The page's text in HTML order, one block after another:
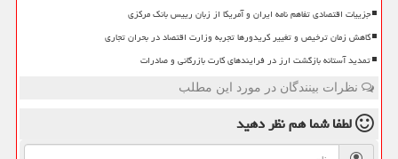
جزییات اقتصادی تفاهم نامه ایران و آمریکا از زبان رییس بانک مرکزی
کاهش زمان ترخیص و تغییر کریدورها تجربه وزارت اقتصاد در بحران تجاری
تمدید آستانه بازگشت ارز در فرایندهای کارت بازرگانی و صادرات
نظرات بینندگان در مورد این مطلب
لطفا شما همنظر دهید